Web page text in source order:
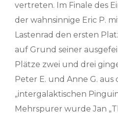
vertreten. Im Finale des
der wahnsinnige Eric P.
Lastenrad den ersten
auf Grund seiner
Plätze zwei und drei
Peter E. und Anne G. aus
„intergalaktischen
Mehrspurer wurde Jan